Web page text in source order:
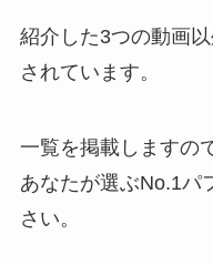
紹介した3つの動画
されています。
一覧を掲載しますの
あなたが選ぶNo.1パ
さい。